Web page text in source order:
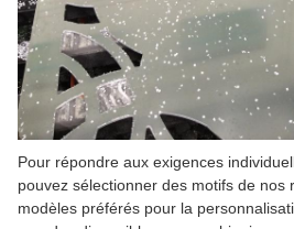
Pour répondre aux exigences
pouvez sélectionner des motifs de nos
modèles préférés pour la